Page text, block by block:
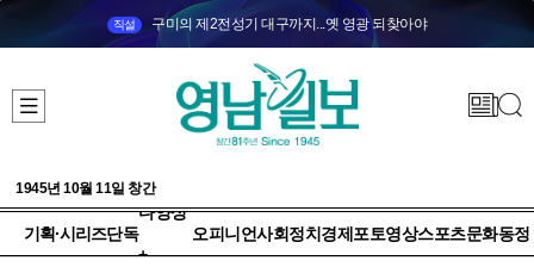
직설 구미의 제2전성기 대구까지...옛 영광 되찾아야
1945년 10월 11일 창간
기획·시리즈단독
다양성
+
오피니언사회정치 경제 포토영상스포츠문화동정